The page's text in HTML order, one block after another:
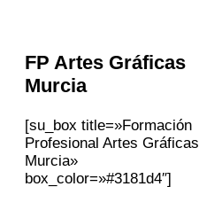
FP Artes Gráficas
Murcia
[su_box title=»Formación
Profesional Artes Gráficas
Murcia»
box_color=»#3181d4″]